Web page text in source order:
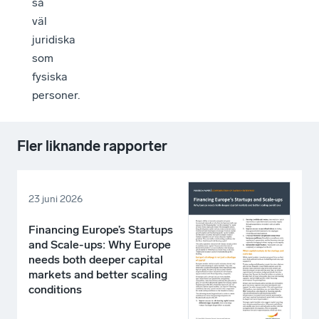
väl
juridiska
som
fysiska
personer.
Fler liknande rapporter
23 juni 2026
Financing Europe’s Startups
and Scale-ups: Why Europe
needs both deeper capital
markets and better scaling
conditions